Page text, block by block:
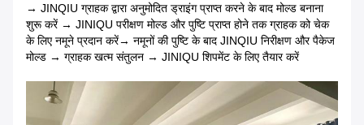
→ JINQIU ग्राहक द्वारा अनुमोदित ड्राइंग प्राप्त करने के बाद मोल्ड बनाना
शुरू करें → JINIQU परीक्षण मोल्ड और पुष्टि प्राप्त होने तक ग्राहक को चेक
के लिए नमूने प्रदान करें→ नमूनों की पुष्टि के बाद JINQIU निरीक्षण और पैकेज
मोल्ड → ग्राहक खत्म संतुलन → JINIQU शिपमेंट के लिए तैयार करें